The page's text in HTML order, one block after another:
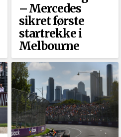
–⁠ Mercedes
sikret første
startrekke i
Melbourne